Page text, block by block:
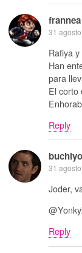
frannea
31
Rafiya
Han
para
El corto
Reply
buchiyo
31
Joder,
Reply